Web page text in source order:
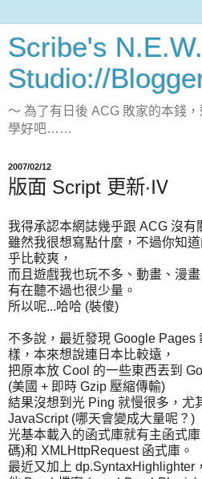
Scribe's N.E.W.
Studio://
～ 為了有日後 ACG 敗家的本錢
學好吧……
2007/02/12
版面 Script 更新‧Ⅳ
我得承認本網誌幾乎跟 ACG 沒有
雖然我很想寫點什麼，不過你知
乎比較爽，
而且遊戲我也玩不多、動畫、漫
有在聽不過也很少量。
所以呢...哈哈 (裝傻)
不多說，最近發現 Google Pages
樣，本來想說連日本比較遠，
把原本放 Cool 的一些東西丟到
(美國 + 即時 Gzip 壓縮傳輸)
結果沒想到光 Ping 就慢很多，尤
JavaScript (哪天會變成大量呢？)
光基本載入的函式庫就有主函式
碼)和 XMLHttpRequest 函式庫。
最近又加上 dp.SyntaxHighlighter